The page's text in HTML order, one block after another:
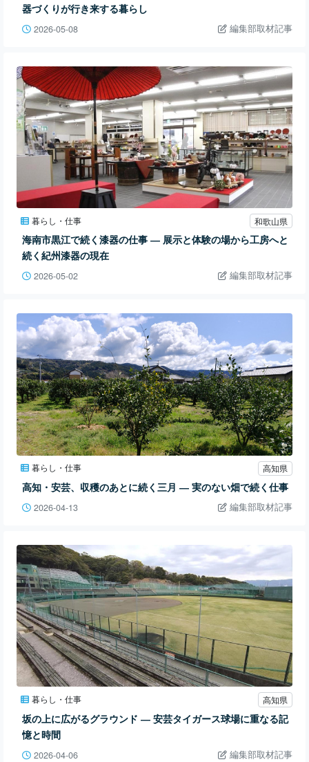
器づくりが行き来する暮らし
2026-05-08 編集部取材記事
暮らし・仕事 和歌山県
海南市黒江で続く漆器の仕事 ― 展示と体験の場から工房へと
続く紀州漆器の現在
2026-05-02 編集部取材記事
暮らし・仕事 高知県
高知・安芸、収穫のあとに続く三月 ― 実のない畑で続く仕事
2026-04-13 編集部取材記事
暮らし・仕事 高知県
坂の上に広がるグラウンド ― 安芸タイガース球場に重なる記
憶と時間
2026-04-06 編集部取材記事